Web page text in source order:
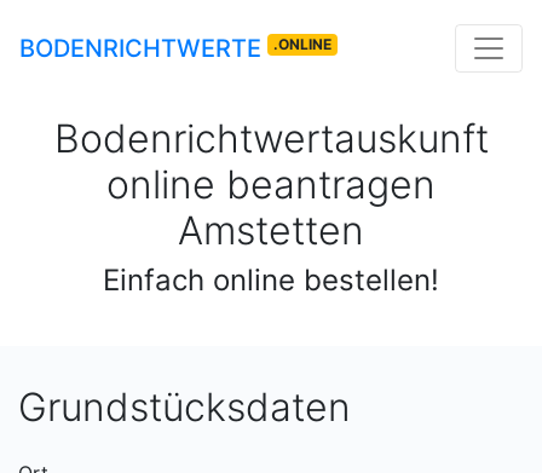
BODENRICHTWERTE .ONLINE
Bodenrichtwertauskunft
online beantragen
Amstetten
Einfach online bestellen!
Grundstücksdaten